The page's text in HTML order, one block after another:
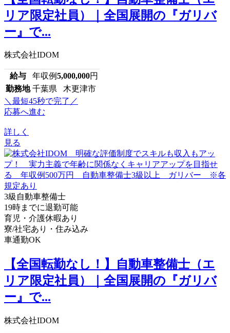
リア限定社員）｜全国展開の『ガリバ
ー』で...
株式会社IDOM
給与 年収例5,000,000円
勤務地 千葉県 木更津市
＼最短45秒で完了／
応募へ進む
詳しく
見る
3級自動車整備士
19時までに退勤可能
育児・介護休暇あり
寮/社宅あり・住み込み
車通勤OK
【全国転勤なし！】自動車整備士（エ
リア限定社員）｜全国展開の『ガリバ
ー』で...
株式会社IDOM